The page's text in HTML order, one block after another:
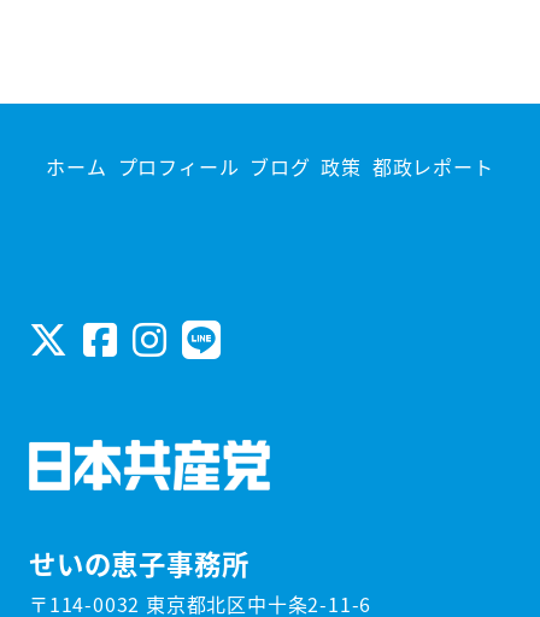
ホーム プロフィール ブログ 政策 都政レポート
せいの恵子事務所
〒114-0032 東京都北区中十条2-11-6